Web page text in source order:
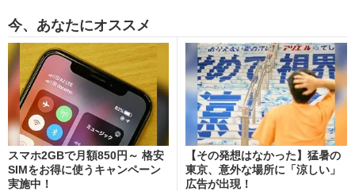
今、あなたにオススメ
スマホ2GBで月額850円～ 格安
SIMをお得に使うキャンペーン
実施中！
【その発想はなかった】猛暑の
東京、意外な場所に「涼しい」
広告が出現！